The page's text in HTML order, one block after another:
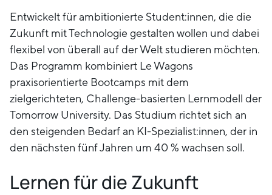
Entwickelt für ambitionierte Student:innen, die die
Zukunft mit Technologie gestalten wollen und dabei
flexibel von überall auf der Welt studieren möchten.
Das Programm kombiniert Le Wagons
praxisorientierte Bootcamps mit dem
zielgerichteten, Challenge-basierten Lernmodell der
Tomorrow University. Das Studium richtet sich an
den steigenden Bedarf an KI-Spezialist:innen, der in
den nächsten fünf Jahren um 40 % wachsen soll.
Lernen für die Zukunft